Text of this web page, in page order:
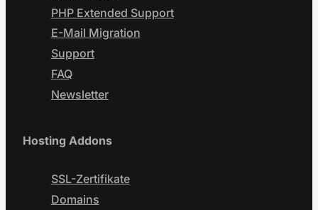
PHP Extended Support
E-Mail Migration
Support
FAQ
Newsletter
Hosting Addons
SSL-Zertifikate
Domains